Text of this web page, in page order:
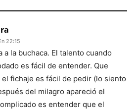
22:15
a la buchaca. El talento cuando
es fácil de entender. Que
el fichaje es fácil de pedir (lo siento
del milagro apareció el
es entender que el